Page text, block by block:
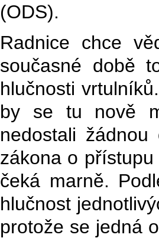
(ODS).
Radnice chce
současné době
hlučnosti
by se tu nově
nedostali
zákona o
čeká marně.
hlučnost
protože se jedná